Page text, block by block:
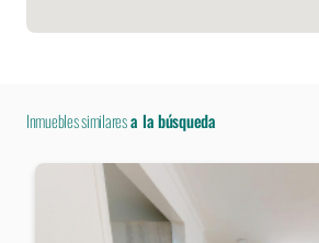
Inmuebles similaresa la búsqueda